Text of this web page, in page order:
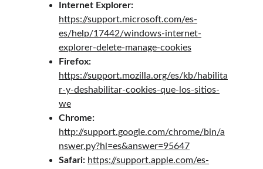
Internet Explorer:
https://support.microsoft.com/es-
es/help/17442/windows-internet-
explorer-delete-manage-cookies
Firefox:
https://support.mozilla.org/es/kb/habilita
r-y-deshabilitar-cookies-que-los-sitios-
we
Chrome:
http://support.google.com/chrome/bin/a
nswer.py?hl=es&answer=95647
Safari: https://support.apple.com/es-